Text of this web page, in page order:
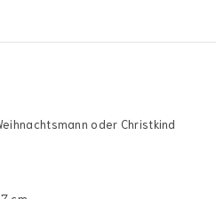
oder Christkind